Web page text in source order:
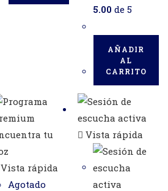
5.00 de 5
AÑADIR
AL
CARRITO
Vista rápida
Agotado
Vista rápida